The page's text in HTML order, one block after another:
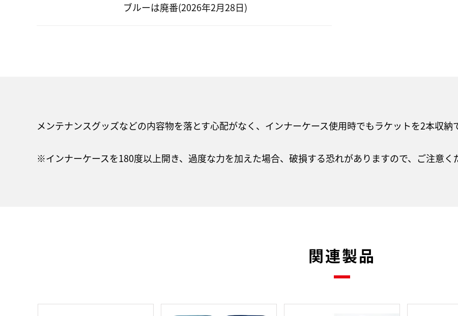
ブルーは廃番(2026年2月28日)
メンテナンスグッズなどの内容物を落とす心配がなく、インナーケース使用時でもラケットを2本収納
※インナーケースを180度以上開き、過度な力を加えた場合、破損する恐れがありますので、ご注意く
関連製品